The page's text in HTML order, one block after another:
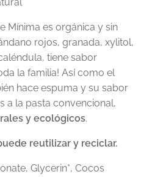
Mínima es orgánica y sin
rojos, granada, xylitol,
tiene sabor
la familia! Así como el
hace espuma y su sabor
a la pasta convencional,
y ecológicos.
reutilizar y reciclar.
Glycerin*, Cocos